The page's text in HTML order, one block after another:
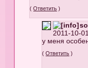
(Ответить )
2011-10-
у меня
(Ответить )